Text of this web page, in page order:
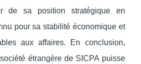
de sa position stratégique en
pour sa stabilité économique et
aux affaires. En conclusion,
étrangère de SICPA puisse